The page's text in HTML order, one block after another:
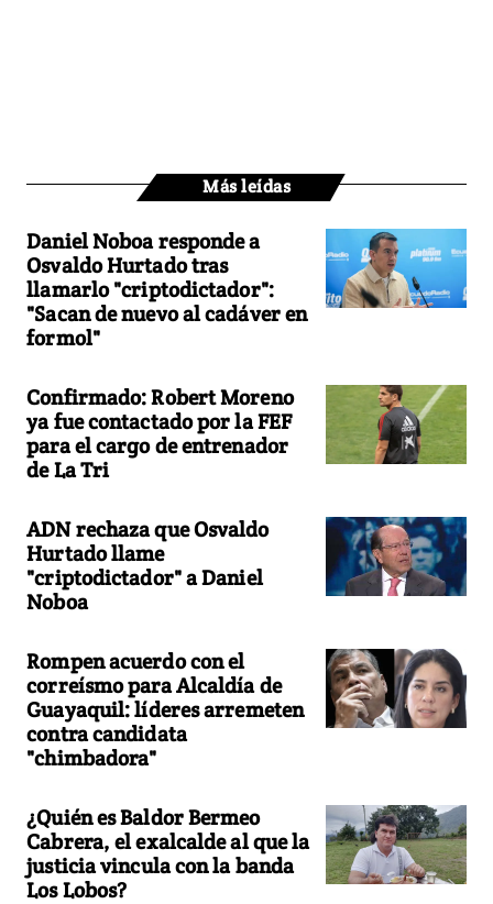
Más leídas
Daniel Noboa responde a
Osvaldo Hurtado tras
llamarlo "criptodictador":
"Sacan de nuevo al cadáver en
formol"
Confirmado: Robert Moreno
ya fue contactado por la FEF
para el cargo de entrenador
de La Tri
ADN rechaza que Osvaldo
Hurtado llame
"criptodictador" a Daniel
Noboa
Rompen acuerdo con el
correísmo para Alcaldía de
Guayaquil: líderes arremeten
contra candidata
"chimbadora"
¿Quién es Baldor Bermeo
Cabrera, el exalcalde al que la
justicia vincula con la banda
Los Lobos?